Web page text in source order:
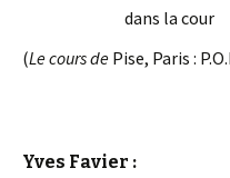
dans la
(Le cours de Pise, Paris :
Yves Favier :